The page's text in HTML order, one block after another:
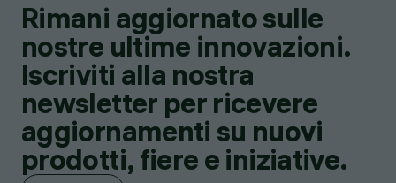
Rimani aggiornato sulle
nostre ultime innovazioni.
Iscriviti alla nostra
newsletter per ricevere
aggiornamenti su nuovi
prodotti, fiere e iniziative.